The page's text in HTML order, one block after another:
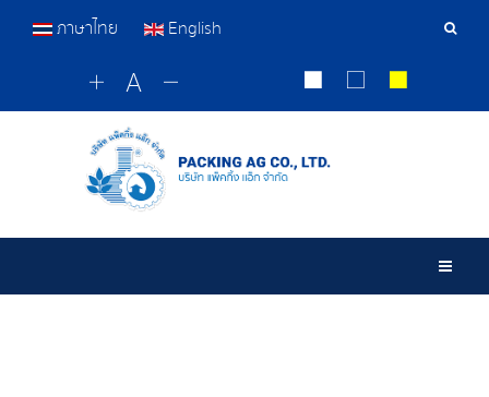
เครื่อ
ภาษาไทย English